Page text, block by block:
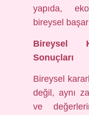
yapıda,
bireysel
Bireysel
Sonuçları
Bireysel
değil, aynı
ve